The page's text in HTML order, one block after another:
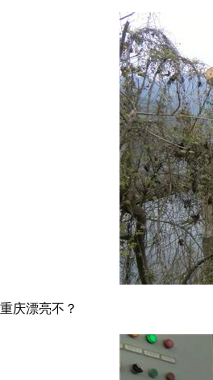
重庆漂亮不？